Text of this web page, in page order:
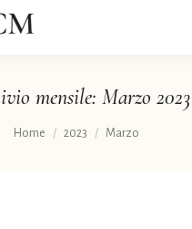
mensile: Marzo 2023
Tu sei qui:
Home 2023 Marzo